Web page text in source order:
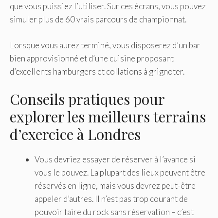
que vous puissiez l’utiliser. Sur ces écrans, vous pouvez
simuler plus de 60 vrais parcours de championnat.
Lorsque vous aurez terminé, vous disposerez d’un bar
bien approvisionné et d’une cuisine proposant
d’excellents hamburgers et collations à grignoter.
Conseils pratiques pour
explorer les meilleurs terrains
d’exercice à Londres
Vous devriez essayer de réserver à l’avance si
vous le pouvez. La plupart des lieux peuvent être
réservés en ligne, mais vous devrez peut-être
appeler d’autres. Il n’est pas trop courant de
pouvoir faire du rock sans réservation – c’est